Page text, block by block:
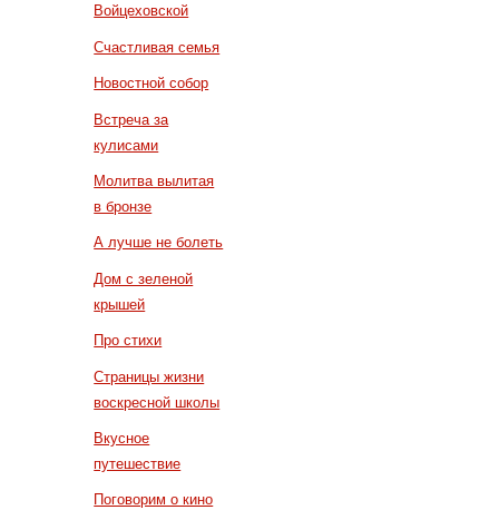
Войцеховской
Счастливая семья
Новостной собор
Встреча за
кулисами
Молитва вылитая
в бронзе
А лучше не болеть
Дом с зеленой
крышей
Про стихи
Страницы жизни
воскресной школы
Вкусное
путешествие
Поговорим о кино